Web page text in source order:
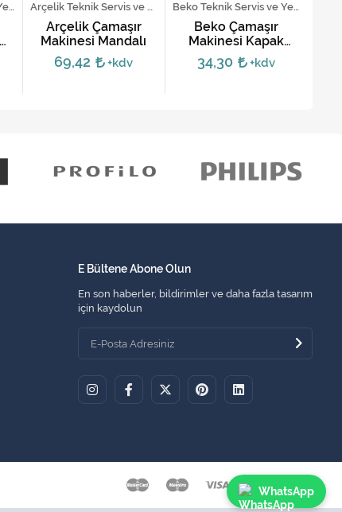
WhatsApp
Beko Teknik Servis ve Yedek Parça Hizmetleri Arçelik Teknik Servis ve Yedek Parça Hizmetleri
Arçelik Çamaşır
Makinesi Mandalı
69,42 +kdv
Beko Teknik Servis ve Yedek Parça Hizmetleri
Beko Çamaşır
Makinesi Kapak
Mandalı
34,30 +kdv
E Bültene Abone Olun
En son haberler, bildirimler ve daha fazla tasarım
için kaydolun